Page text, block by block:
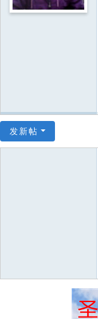
发新帖